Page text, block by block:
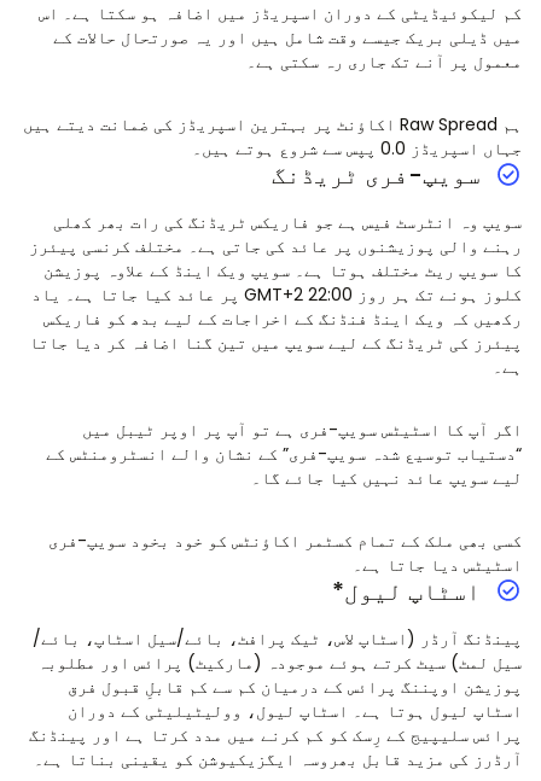
کم لیکوئیڈیٹی کے دوران اسپریڈز میں اضافہ ہو سکتا ہے۔ اس
میں ڈیلی بریک جیسے وقت شامل ہیں اور یہ صورتحال حالات کے
معمول پر آنے تک جاری رہ سکتی ہے۔
ہم Raw Spread اکاؤنٹ پر بہترین اسپریڈز کی ضمانت دیتے ہیں
جہاں اسپریڈز 0.0 پپس سے شروع ہوتے ہیں۔
سویپ-فری ٹریڈنگ
سویپ وہ انٹرسٹ فیس ہے جو فاریکس ٹریڈنگ کی رات بھر کھلی
رہنے والی پوزیشنوں پر عائد کی جاتی ہے۔ مختلف کرنسی پیئرز
کا سویپ ریٹ مختلف ہوتا ہے۔ سویپ ویک اینڈ کے علاوہ پوزیشن
کلوز ہونے تک ہر روز GMT+2 22:00 پر عائد کیا جاتا ہے۔ یاد
رکھیں کہ ویک اینڈ فنڈنگ کے اخراجات کے لیے بدھ کو فاریکس
پیئرز کی ٹریڈنگ کے لیے سویپ میں تین گنا اضافہ کر دیا جاتا
ہے۔
اگر آپ کا اسٹیٹس سویپ-فری ہے تو آپ پر اوپر ٹیبل میں
“دستیاب توسیع شدہ سویپ-فری” کے نشان والے انسٹرومنٹس کے
لیے سویپ عائد نہیں کیا جائے گا۔
کسی بھی ملک کے تمام کسٹمر اکاؤنٹس کو خود بخود سویپ-فری
اسٹیٹس دیا جاتا ہے۔
اسٹاپ لیول*
پینڈنگ آرڈر (اسٹاپ لاس، ٹیک پرافٹ، بائے/سیل اسٹاپ، بائے/
سیل لمٹ) سیٹ کرتے ہوئے موجودہ (مارکیٹ) پرائس اور مطلوبہ
پوزیشن اوپننگ پرائس کے درمیان کم سے کم قابلِ قبول فرق
اسٹاپ لیول ہوتا ہے۔ اسٹاپ لیول، وولیٹیلیٹی کے دوران
پرائس سلیپیج کے رِسک کو کم کرنے میں مدد کرتا ہے اور پینڈنگ
آرڈرز کی مزید قابل بھروسہ ایگزیکیوشن کو یقینی بناتا ہے۔